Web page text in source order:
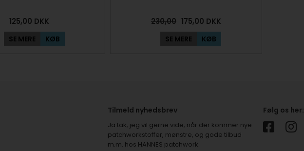
125,00 DKK
SE MERE KØB
230,00 175,00 DKK
SE MERE KØB
Tilmeld nyhedsbrev
Ja tak, jeg vil gerne vide, når der kommer nye
patchworkstoffer, mønstre, og gode tilbud
m.m. hos HANNES patchwork.
Følg os her: